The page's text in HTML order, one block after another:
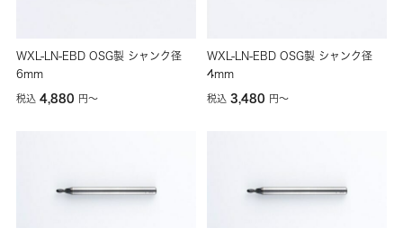
WXL-LN-EBD OSG製 シャンク径
6mm
税込4,880 円〜
WXL-LN-EBD OSG製 シャンク径
4mm
税込3,480 円〜